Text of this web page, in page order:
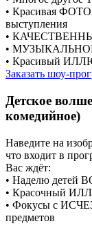
• Красивая
выступления
•
• МУЗЫКАЛЬНОЕ
• Красивый
Заказать шоу-
Детское
комедийное)
Наведите на
что входит в
Вас ждёт:
• Наделю
• Красочный
• Фокусы с
предметов